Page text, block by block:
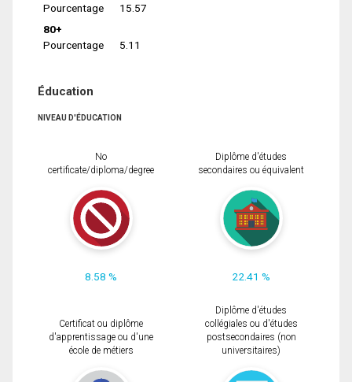
Pourcentage
15.57
80+
Pourcentage
5.11
Éducation
NIVEAU D'ÉDUCATION
No
certificate/diploma/degree
8.58 %
Diplôme d'études
secondaires ou équivalent
22.41 %
Certificat ou diplôme
d'apprentissage ou d'une
école de métiers
Diplôme d'études
collégiales ou d'études
postsecondaires (non
universitaires)